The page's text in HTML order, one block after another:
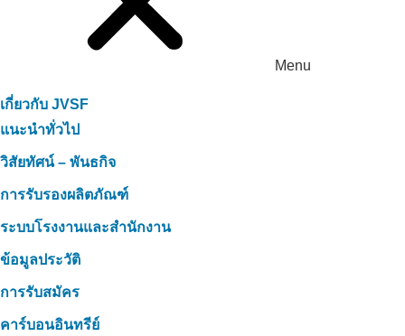
Menu
เกี่ยวกับ JVSF
แนะนำทั่วไป
วิสัยทัศน์ – พันธกิจ
การรับรองผลิตภัณฑ์
ระบบโรงงานและสำนักงาน
ข้อมูลประวัติ
การรับสมัคร
คาร์บอนอินทรีย์